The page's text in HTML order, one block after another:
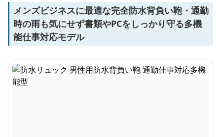
メンズビジネスに最適な完全防水背負い鞄・通勤
時の雨も気にせず書類やPCをしっかり守る多機
能仕事対応モデル